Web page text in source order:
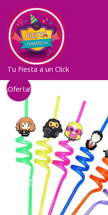
contenido
Tu Fiesta a un Click
¡Oferta!